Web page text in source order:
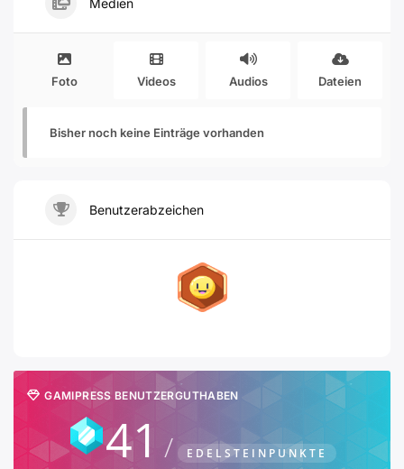
Medien
Foto Videos Audios Dateien
Bisher noch keine Einträge vorhanden
Benutzerabzeichen
GAMIPRESS BENUTZERGUTHABEN
41 EDELSTEINPUNKTE